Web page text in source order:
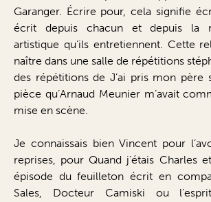
Garanger. Écrire pour, cela signifie
écrit depuis chacun et depuis la
artistique qu’ils entretiennent. Cette
naître dans une salle de répétitions
des répétitions de J’ai pris mon père
pièce qu’Arnaud Meunier m’avait
mise en scène.
Je connaissais bien Vincent pour
reprises, pour Quand j’étais Charles
épisode du feuilleton écrit en
Sales, Docteur Camiski ou